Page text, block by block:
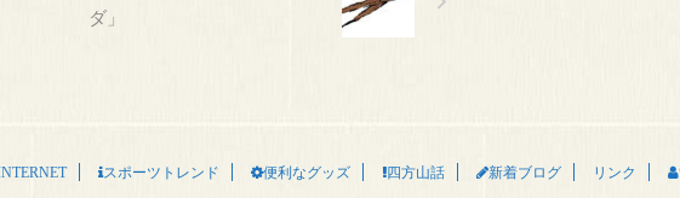
ます。 材料 ４人前 オ
花かつお 少々 レシピ オ
ダ」
スポーツトレンド 便利なグッズ 四方山話 新着ブログ リンク